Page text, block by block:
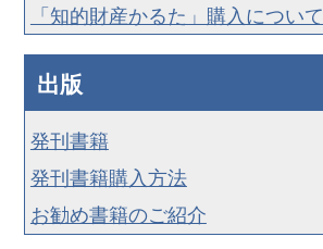
「知的財産かるた」購入について
出版
発刊書籍
発刊書籍購入方法
お勧め書籍のご紹介